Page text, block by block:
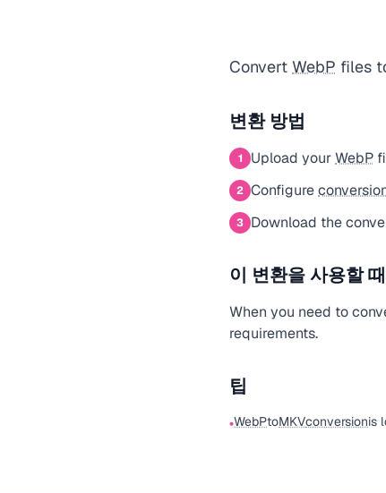
Convert WebP files
변환 방법
1 Upload yourWebP
2 Configure
3 Download the
이 변환을 사용할 때
When you need to
requirements.
팁
•WebPtoMKVconversionis